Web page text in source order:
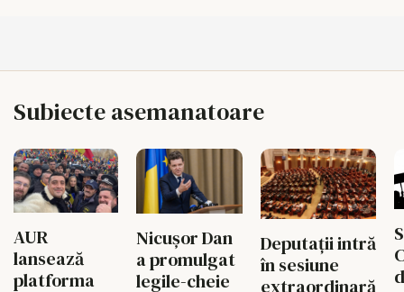
Subiecte asemanatoare
AUR
lansează
platforma
Nicușor Dan
a promulgat
legile-cheie
Deputații intră
în sesiune
extraordinară